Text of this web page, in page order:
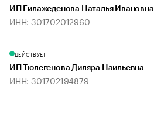
ИП Гилажеденова Наталья Ивановна
ИНН: 301702012960
ДЕЙСТВУЕТ
ИП Тюлегенова Диляра Наильевна
ИНН: 301702194879